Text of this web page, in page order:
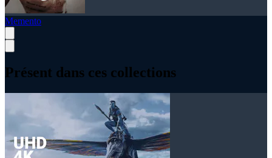
Memento
Présent dans ces collections